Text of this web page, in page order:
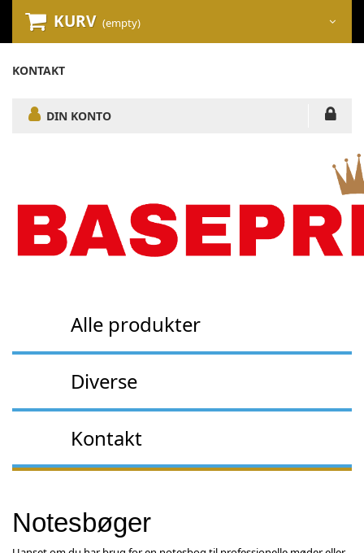
KURV (empty)
KONTAKT
DIN KONTO
Alle produkter
Diverse
Kontakt
Notesbøger